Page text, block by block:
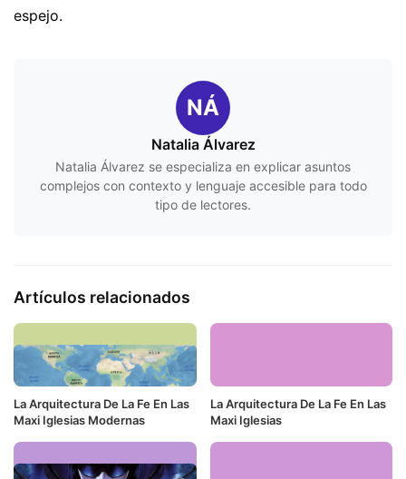
espejo.
NÁ
Natalia Álvarez
Natalia Álvarez se especializa en explicar asuntos
complejos con contexto y lenguaje accesible para todo
tipo de lectores.
Artículos relacionados
La Arquitectura De La Fe En Las
Maxi Iglesias Modernas
La Arquitectura De La Fe En Las
Maxi Iglesias